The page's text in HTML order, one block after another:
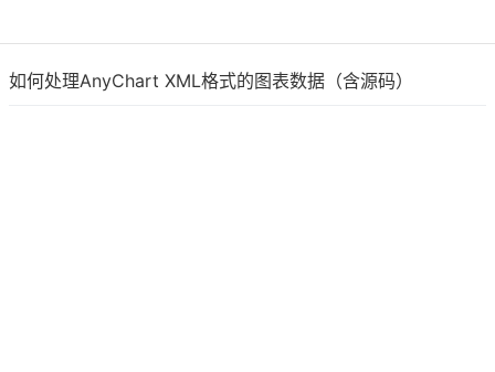
如何处理AnyChart XML格式的图表数据（含源码）